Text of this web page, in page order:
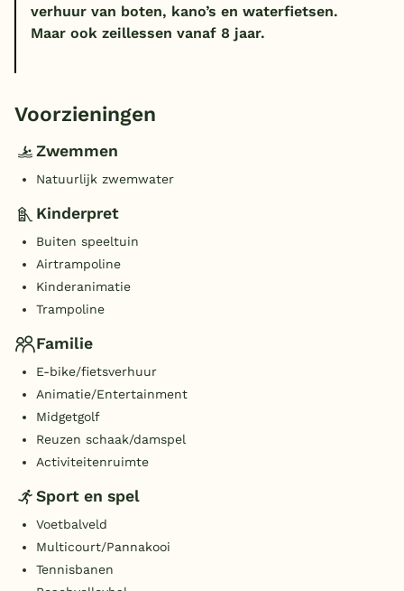
verhuur van boten, kano’s en waterfietsen.
Maar ook zeillessen vanaf 8 jaar.
Voorzieningen
Zwemmen
Natuurlijk zwemwater
Kinderpret
Buiten speeltuin
Airtrampoline
Kinderanimatie
Trampoline
Familie
E-bike/fietsverhuur
Animatie/Entertainment
Midgetgolf
Reuzen schaak/damspel
Activiteitenruimte
Sport en spel
Voetbalveld
Multicourt/Pannakooi
Tennisbanen